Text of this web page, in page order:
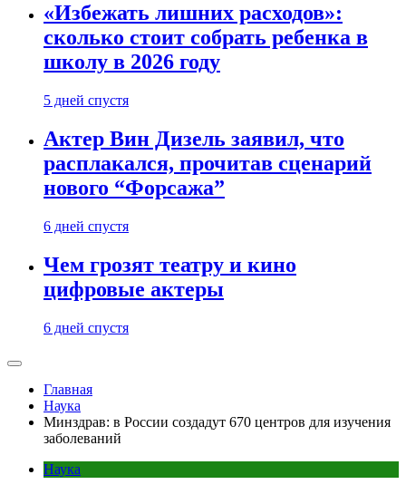
«Избежать лишних расходов»:
сколько стоит собрать ребенка в
школу в 2026 году
5 дней спустя
Актер Вин Дизель заявил, что
расплакался, прочитав сценарий
нового “Форсажа”
6 дней спустя
Чем грозят театру и кино
цифровые актеры
6 дней спустя
Главная
Наука
Минздрав: в России создадут 670 центров для изучения
заболеваний
Наука